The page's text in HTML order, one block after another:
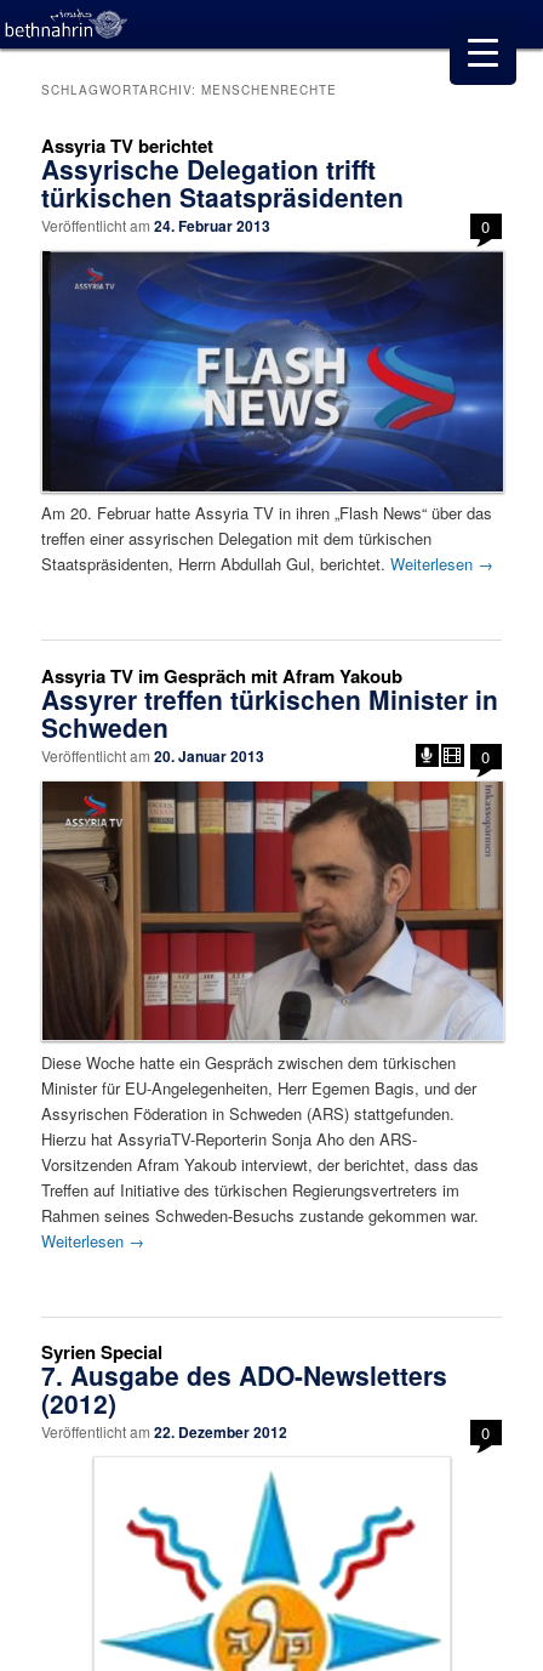
SCHLAGWORTARCHIV:MENSCHENRECHTE
Assyria TV berichtet
Assyrische Delegation trifft
türkischen Staatspräsidenten
Veröffentlicht am24. Februar 2013 0
Am 20. Februar hatte Assyria TV in ihren „Flash News“ über das
treffen einer assyrischen Delegation mit dem türkischen
Staatspräsidenten, Herrn Abdullah Gul, berichtet.Weiterlesen →
Assyria TV im Gespräch mit Afram Yakoub
Assyrer treffen türkischen Minister in
Schweden
Veröffentlicht am20. Januar 2013 0
Diese Woche hatte ein Gespräch zwischen dem türkischen
Minister für EU-Angelegenheiten, Herr Egemen Bagis, und der
Assyrischen Föderation in Schweden (ARS) stattgefunden.
Hierzu hat AssyriaTV-Reporterin Sonja Aho den ARS-
Vorsitzenden Afram Yakoub interviewt, der berichtet, dass das
Treffen auf Initiative des türkischen Regierungsvertreters im
Rahmen seines Schweden-Besuchs zustande gekommen war.
Weiterlesen →
Syrien Special
7. Ausgabe des ADO-Newsletters
(2012)
Veröffentlicht am22. Dezember 2012 0